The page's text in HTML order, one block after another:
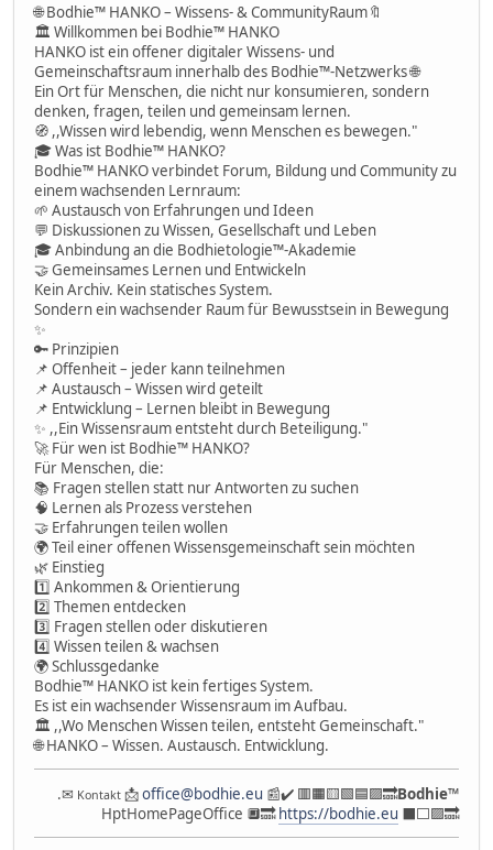
🌐 Bodhie™ HANKO – Wissens- & CommunityRaum🔖
🏛 Willkommen bei Bodhie™ HANKO
HANKO ist ein offener digitaler Wissens- und
Gemeinschaftsraum innerhalb des Bodhie™-Netzwerks 🌐
Ein Ort für Menschen, die nicht nur konsumieren, sondern
denken, fragen, teilen und gemeinsam lernen.
🧭 ,,Wissen wird lebendig, wenn Menschen es bewegen."
🎓 Was ist Bodhie™ HANKO?
Bodhie™ HANKO verbindet Forum, Bildung und Community zu
einem wachsenden Lernraum:
🌱 Austausch von Erfahrungen und Ideen
💬 Diskussionen zu Wissen, Gesellschaft und Leben
🎓 Anbindung an die Bodhietologie™-Akademie
🤝 Gemeinsames Lernen und Entwickeln
Kein Archiv. Kein statisches System.
Sondern ein wachsender Raum für Bewusstsein in Bewegung
✨
🔑 Prinzipien
📌 Offenheit – jeder kann teilnehmen
📌 Austausch – Wissen wird geteilt
📌 Entwicklung – Lernen bleibt in Bewegung
✨ ,,Ein Wissensraum entsteht durch Beteiligung."
🚀 Für wen ist Bodhie™ HANKO?
Für Menschen, die:
📚 Fragen stellen statt nur Antworten zu suchen
🧠 Lernen als Prozess verstehen
🤝 Erfahrungen teilen wollen
🌍 Teil einer offenen Wissensgemeinschaft sein möchten
🌿 Einstieg
1️⃣ Ankommen & Orientierung
2️⃣ Themen entdecken
3️⃣ Fragen stellen oder diskutieren
4️⃣ Wissen teilen & wachsen
🌍 Schlussgedanke
Bodhie™ HANKO ist kein fertiges System.
Es ist ein wachsender Wissensraum im Aufbau.
🏛 ,,Wo Menschen Wissen teilen, entsteht Gemeinschaft."
🌐 HANKO – Wissen. Austausch. Entwicklung.
.✉ Kontakt 📩office@bodhie.eu 📰✔️ 🟥🟧🟨🟩🟦🟪🔜Bodhie™
HptHomePageOffice 🔲🔜https://bodhie.eu ⬛️⬜️🟪🔜